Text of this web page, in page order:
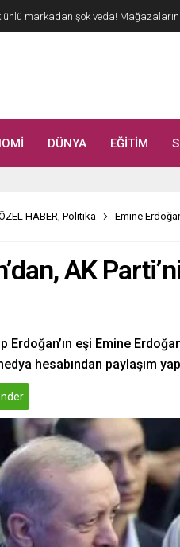
ünlü markadan şok veda!
DÜNYA EĞİTİM
HABER, Politika Emine
AK
Erdoğan’ın eşi Emine
hesabından paylaşım